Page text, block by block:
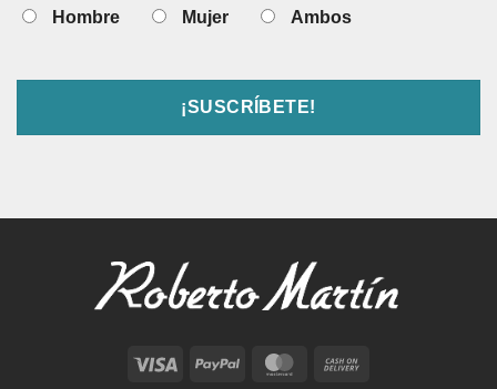
Hombre
Mujer Ambos
Visa PayPal MasterCard